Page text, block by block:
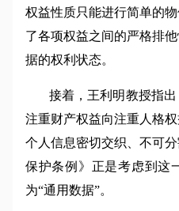
权益性质只能进行简单的
了各项权益之间的严格排
据的权利状态。
接着，王利明教授指
注重财产权益向注重人格
个人信息密切交织、不可
保护条例》正是考虑到这
为“通用数据”。